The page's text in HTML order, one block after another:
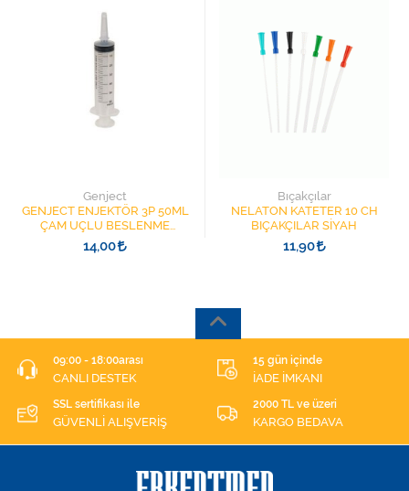
Genject
GENJECT ENJEKTÖR 3P 50ML
ÇAM UÇLU BESLENME
ŞIRINGASI 1852412 KATATER
UÇLU
14,00
Bıçakçılar
NELATON KATETER 10 CH
BIÇAKÇILAR SİYAH
11,90
09:00 - 18:00arası
CANLI DESTEK
15 gün içinde
İADE İMKANI
SSL sertifikası ile
GÜVENLİ ALIŞVERİŞ
2000 TL ve üzeri
KARGO BEDAVA